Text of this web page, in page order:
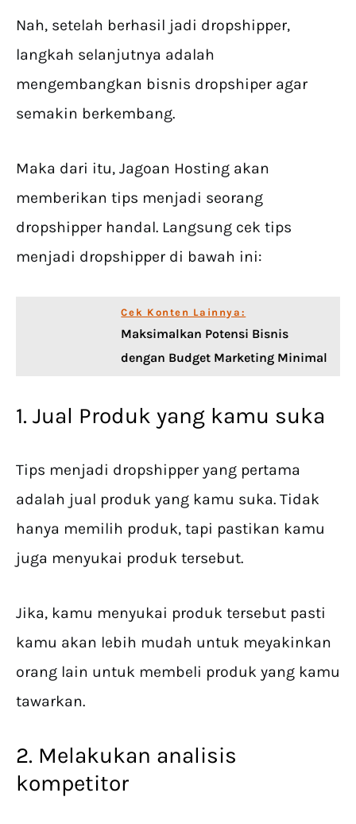
Nah, setelah berhasil jadi dropshipper,
langkah selanjutnya adalah
mengembangkan bisnis dropshiper agar
semakin berkembang.
Maka dari itu, Jagoan Hosting akan
memberikan tips menjadi seorang
dropshipper handal. Langsung cek tips
menjadi dropshipper di bawah ini:
Cek Konten Lainnya:
Maksimalkan Potensi Bisnis
dengan Budget Marketing Minimal
1. Jual Produk yang kamu suka
Tips menjadi dropshipper yang pertama
adalah jual produk yang kamu suka. Tidak
hanya memilih produk, tapi pastikan kamu
juga menyukai produk tersebut.
Jika, kamu menyukai produk tersebut pasti
kamu akan lebih mudah untuk meyakinkan
orang lain untuk membeli produk yang kamu
tawarkan.
2. Melakukan analisis
kompetitor